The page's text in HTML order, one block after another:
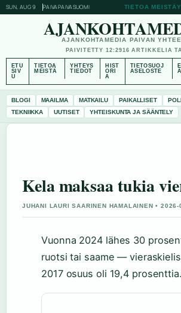
SUN, AUG 9 PAIVAPAIVASUOMI TIETOA MEISTÄ
AJANKOHTAMEDIA PAIVAN
PAIVITETTY 12:2916 ARTIKKELIA
ETU
SIV
U
TIETOA
MEISTÄ
YHTEYS
TIEDOT
HIST
ORI
A
TIETOSUOJ
ASELOSTE
BLOGI MAAILMA MATKAILU PAIKALLISET
TEKNIIKKA
UUTISET YHTEISKUNTA JA SÄÄNTELY
Kela maksaa tukia
JUHANI LAURI SAARINEN HAMALAINEN •
Vuonna 2024 lähes 30
ruotsi tai saame —
2017 osuus oli 19,4 prosenttia.